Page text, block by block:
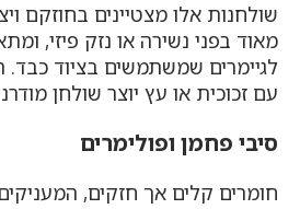
שולחנות אלו מצטיינים בחוזקם
מאוד בפני נשירה או נזק פיזי,
לגיימרים שמשתמשים בציוד
עם זכוכית או עץ יוצר שולחן
סיבי פחמן ופולימרים
חומרים קלים אך חזקים,